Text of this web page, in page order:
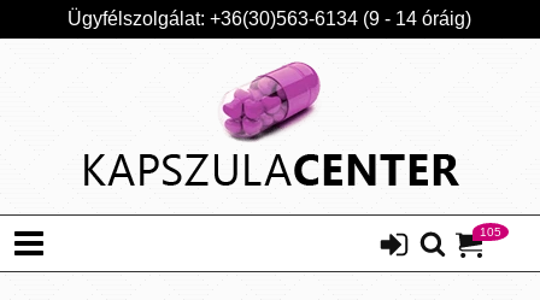
Ügyfélszolgálat: +36(30)563-6134 (9 - 14 óráig)
105